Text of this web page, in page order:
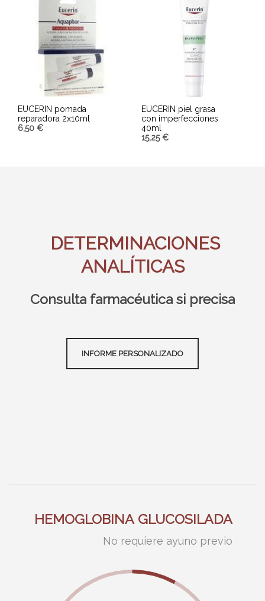
EUCERIN pomada
reparadora 2x10ml
6,50 €
EUCERIN piel grasa
con imperfecciones
40ml
15,25€
DETERMINACIONES
ANALÍTICAS
Consulta farmacéutica si precisa
INFORME PERSONALIZADO
HEMOGLOBINA GLUCOSILADA
No requiere ayuno previo